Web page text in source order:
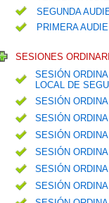
SEGUNDA
PRIMERA
SESIONES
SESIÓN
LOCAL DE
SESIÓN
SESIÓN
SESIÓN
SESIÓN
SESIÓN
SESIÓN